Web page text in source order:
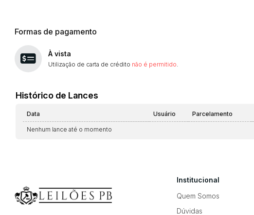
Formas de pagamento
À vista
Utilização de carta de crédito não é permitido.
Histórico de Lances
Data Usuário Parcelamento
Nenhum lance até o momento
Institucional
Quem Somos
Dúvidas